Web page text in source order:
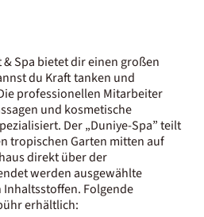
& Spa bietet dir einen großen
du Kraft tanken und
professionellen Mitarbeiter
und kosmetische
Der „Duniye-Spa” teilt
tropischen Garten mitten auf
direkt über der
werden ausgewählte
Folgende
erhältlich: